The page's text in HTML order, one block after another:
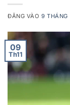
ĐĂNG VÀO9 THÁNG
09
Th11